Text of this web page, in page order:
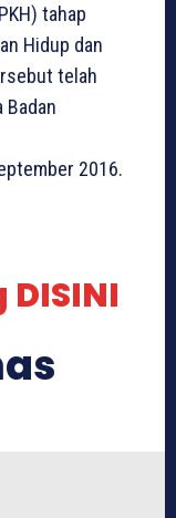
tahap
Hidup dan
telah
2016.